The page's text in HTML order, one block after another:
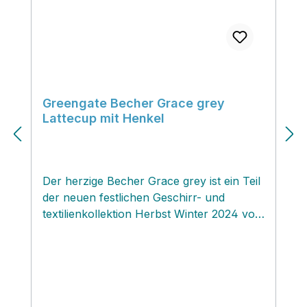
Greengate Becher Grace grey
Lattecup mit Henkel
Der herzige Becher Grace grey ist ein Teil
der neuen festlichen Geschirr- und
textilienkollektion Herbst Winter 2024 von